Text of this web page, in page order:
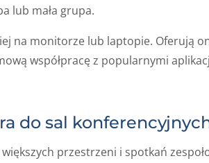
lub mała grupa.
na monitorze lub laptopie. Oferują
współpracę z popularnymi
do sal
przestrzeni i spotkań